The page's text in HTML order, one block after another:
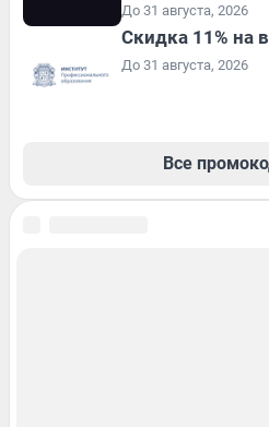
До 31 августа, 2026
Скидка 11% на
До 31 августа, 2026
Все